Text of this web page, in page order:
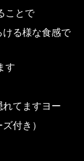
ことで
る様な食感で
す
てますヨー
付き）